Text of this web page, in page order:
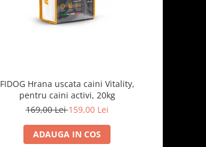
FIDOG Hrana uscata caini Vitality,
pentru caini activi, 20kg
169,00 Lei159,00 Lei
ADAUGA IN COS